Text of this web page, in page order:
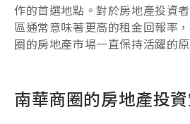
作的首選地點。對於房地產投資
區通常意味著更高的租金回報率
圈的房地產市場一直保持活躍的
南華商圈的房地產投